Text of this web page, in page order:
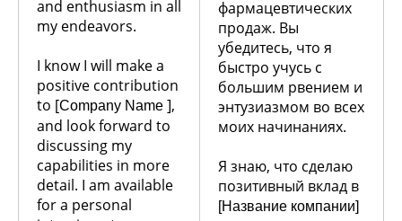
and enthusiasm in all
my endeavors.
I know I will make a
positive contribution
to [Company Name ],
and look forward to
discussing my
capabilities in more
detail. I am available
for a personal
фармацевтических
продаж. Вы
убедитесь, что я
быстро учусь с
большим рвением и
энтузиазмом во всех
моих начинаниях.
Я знаю, что сделаю
позитивный вклад в
[Название компании]